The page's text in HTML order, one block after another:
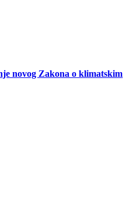
novog Zakona o klimatskim